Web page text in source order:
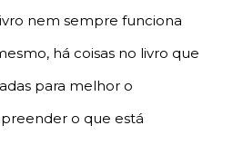
nem sempre funciona
há coisas no livro que
para melhor o
o que está